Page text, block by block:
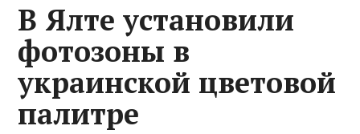
В Ялте установили
фотозоны в
украинской цветовой
палитре